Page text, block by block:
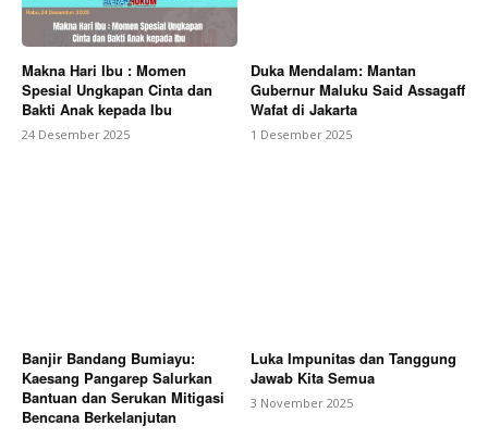
Makna Hari Ibu : Momen
Spesial Ungkapan Cinta dan
Bakti Anak kepada Ibu
24 Desember 2025
Duka Mendalam: Mantan
Gubernur Maluku Said Assagaff
Wafat di Jakarta
1 Desember 2025
Banjir Bandang Bumiayu:
Kaesang Pangarep Salurkan
Bantuan dan Serukan Mitigasi
Bencana Berkelanjutan
Luka Impunitas dan Tanggung
Jawab Kita Semua
3 November 2025